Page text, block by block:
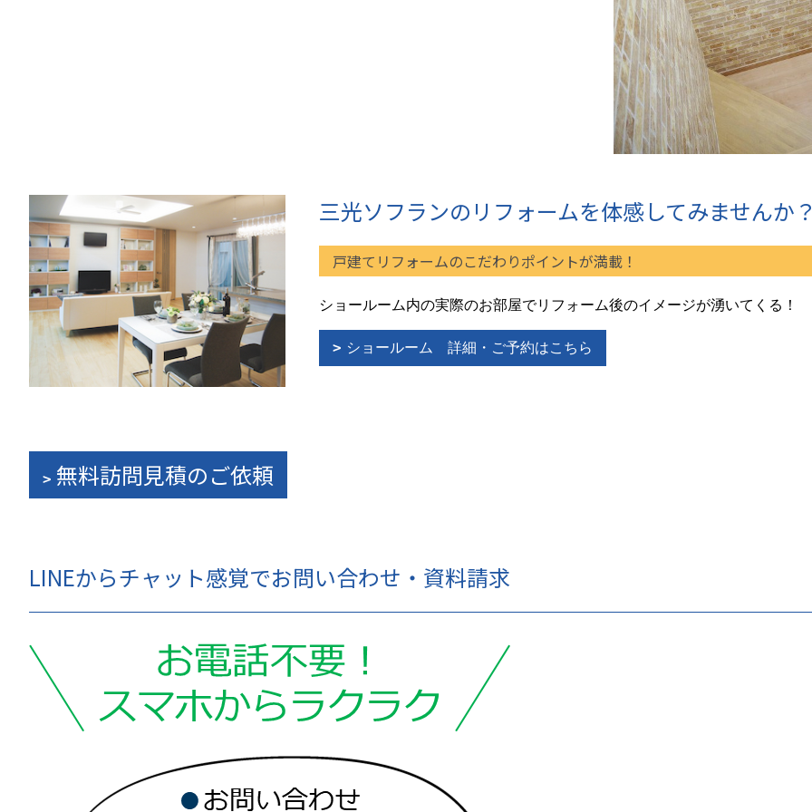
三光ソフランのリフォームを体感してみませんか
戸建てリフォームのこだわりポイントが満載！
ショールーム内の実際のお部屋でリフォーム後のイメージが湧いてくる！
ショールーム 詳細・ご予約はこちら
無料訪問見積のご依頼
LINEからチャット感覚でお問い合わせ・資料請求